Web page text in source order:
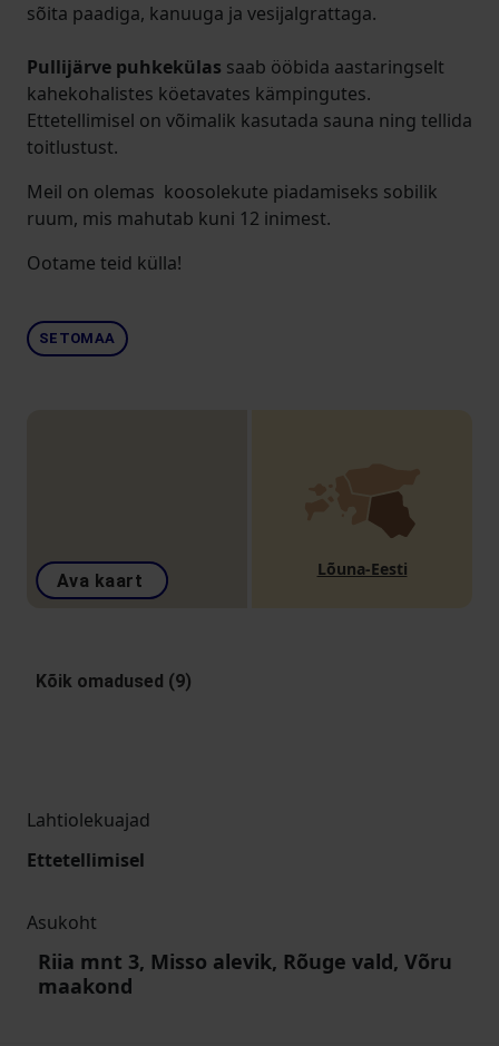
sõita paadiga, kanuuga ja vesijalgrattaga.
Pullijärve puhkekülas saab ööbida aastaringselt
kahekohalistes köetavates kämpingutes.
Ettetellimisel on võimalik kasutada sauna ning tellida
toitlustust.
Meil on olemas koosolekute piadamiseks sobilik
ruum, mis mahutab kuni 12 inimest.
Ootame teid külla!
SETOMAA
Ava kaart
Lõuna-Eesti
Kõik omadused (9)
Lahtiolekuajad
Ettetellimisel
Asukoht
Riia mnt 3, Misso alevik, Rõuge vald, Võru
maakond